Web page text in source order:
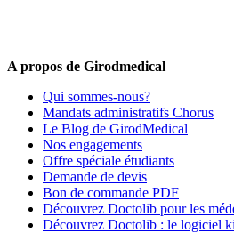
A propos de Girodmedical
Qui sommes-nous?
Mandats administratifs Chorus
Le Blog de GirodMedical
Nos engagements
Offre spéciale étudiants
Demande de devis
Bon de commande PDF
Découvrez Doctolib pour les
Découvrez Doctolib : le logiciel